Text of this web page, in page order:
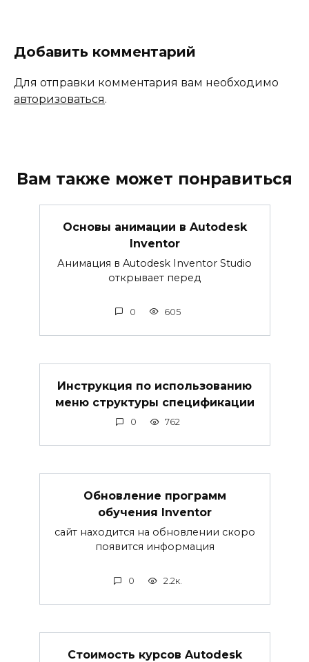
Добавить комментарий
Для отправки комментария вам необходимо
авторизоваться.
Вам также может понравиться
Основы анимации в Autodesk
Inventor
Анимация в Autodesk Inventor Studio
открывает перед
0 605
Инструкция по использованию
меню структуры спецификации
0 762
Обновление программ
обучения Inventor
сайт находится на обновлении скоро
появится информация
0 2.2к.
Стоимость курсов Autodesk